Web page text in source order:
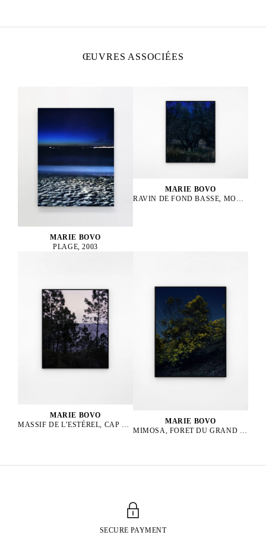
ŒUVRES ASSOCIÉES
MARIE BOVO
PLAGE, 2003
MARIE BOVO
RAVIN DE FOND BASSE, MONTPEZAT MONTAGNAC, LUNE GIBBEUSE CROISSANTE EN LION
MARIE BOVO
MASSIF DE L’ESTÉREL, CAP ROUX, LEVER DE LA LUNE, LUNE GIBBEUSE CROISSANTE EN BALANCE, 2024
MARIE BOVO
SECURE PAYMENT